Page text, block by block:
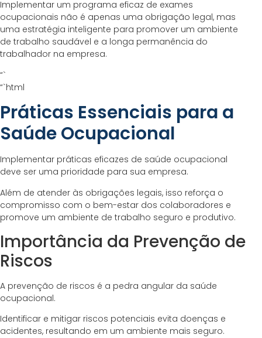
Implementar um programa eficaz de exames
ocupacionais não é apenas uma obrigação legal, mas
uma estratégia inteligente para promover um ambiente
de trabalho saudável e a longa permanência do
trabalhador na empresa.
“`
“`html
Práticas Essenciais para a
Saúde Ocupacional
Implementar práticas eficazes de saúde ocupacional
deve ser uma prioridade para sua empresa.
Além de atender às obrigações legais, isso reforça o
compromisso com o bem-estar dos colaboradores e
promove um ambiente de trabalho seguro e produtivo.
Importância da Prevenção de
Riscos
A prevenção de riscos é a pedra angular da saúde
ocupacional.
Identificar e mitigar riscos potenciais evita doenças e
acidentes, resultando em um ambiente mais seguro.